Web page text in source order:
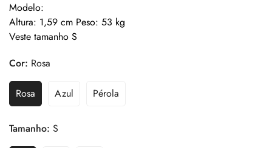
Modelo:
Altura: 1,59 cm Peso: 53 kg
Veste tamanho S
Cor: Rosa
Rosa Azul Pérola
Tamanho: S